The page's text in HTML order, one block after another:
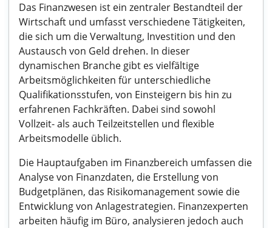
Das Finanzwesen ist ein zentraler Bestandteil der
Wirtschaft und umfasst verschiedene Tätigkeiten,
die sich um die Verwaltung, Investition und den
Austausch von Geld drehen. In dieser
dynamischen Branche gibt es vielfältige
Arbeitsmöglichkeiten für unterschiedliche
Qualifikationsstufen, von Einsteigern bis hin zu
erfahrenen Fachkräften. Dabei sind sowohl
Vollzeit- als auch Teilzeitstellen und flexible
Arbeitsmodelle üblich.
Die Hauptaufgaben im Finanzbereich umfassen die
Analyse von Finanzdaten, die Erstellung von
Budgetplänen, das Risikomanagement sowie die
Entwicklung von Anlagestrategien. Finanzexperten
arbeiten häufig im Büro, analysieren jedoch auch